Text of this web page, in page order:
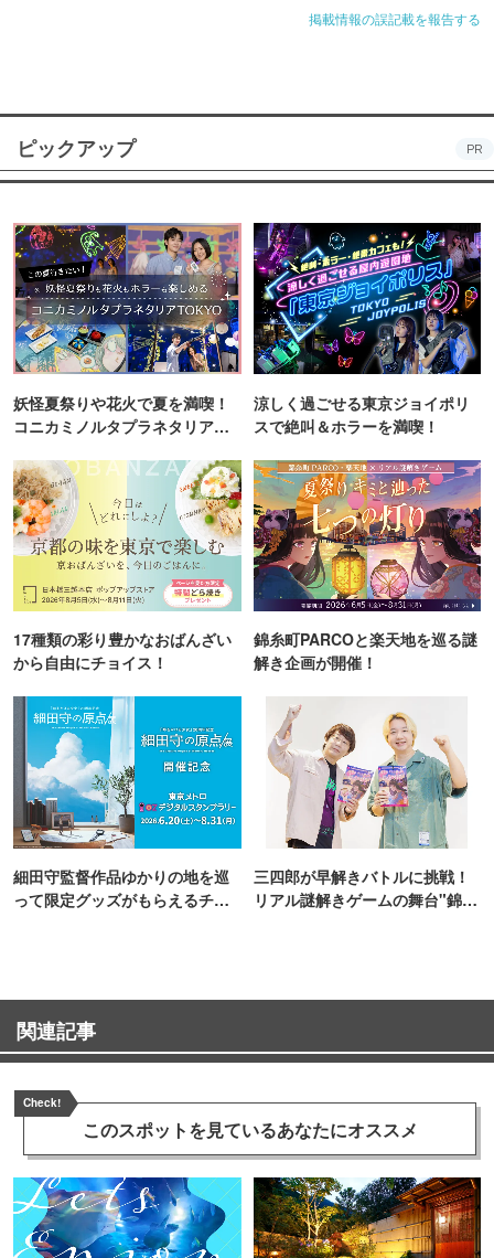
掲載情報の誤記載を報告する
ピックアップ PR
妖怪夏祭りや花火で夏を満喫！
コニカミノルタプラネタリア
涼しく過ごせる東京ジョイポリ
スで絶叫＆ホラーを満喫！
17種類の彩り豊かなおばんざい
から自由にチョイス！
錦糸町PARCOと楽天地を巡る謎
解き企画が開催！
細田守監督作品ゆかりの地を巡
って限定グッズがもらえるチャ
三四郎が早解きバトルに挑戦！
リアル謎解きゲームの舞台"錦糸
関連記事
Check!
このスポットを見ているあなたにオススメ